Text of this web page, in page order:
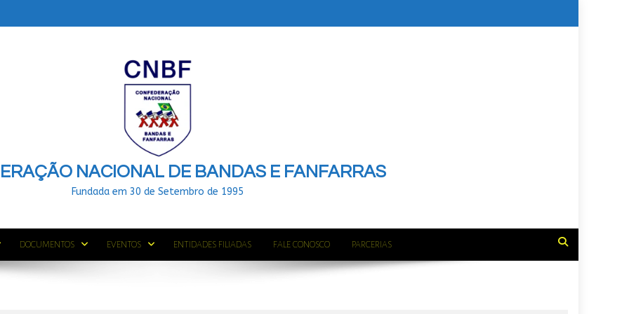
NACIONAL DE BANDAS E FANFARRAS
Fundada em 30 de Setembro de 1995
DOCUMENTOS EVENTOS ENTIDADES FILIADAS FALE CONOSCO PARCERIAS